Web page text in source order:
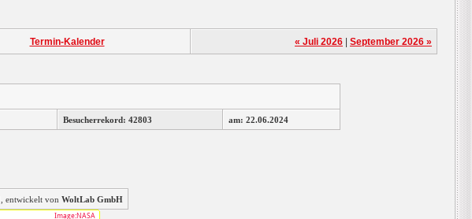
Termin-Kalender « Juli 2026 September 2026 »
Besucherrekord: 42803 am: 22.06.2024
, entwickelt von WoltLab GmbH